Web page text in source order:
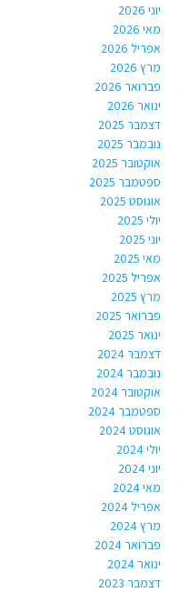
יוני 2026
מאי 2026
אפריל 2026
מרץ 2026
פברואר 2026
ינואר 2026
דצמבר 2025
נובמבר 2025
אוקטובר 2025
ספטמבר 2025
אוגוסט 2025
יולי 2025
יוני 2025
מאי 2025
אפריל 2025
מרץ 2025
פברואר 2025
ינואר 2025
דצמבר 2024
נובמבר 2024
אוקטובר 2024
ספטמבר 2024
אוגוסט 2024
יולי 2024
יוני 2024
מאי 2024
אפריל 2024
מרץ 2024
פברואר 2024
ינואר 2024
דצמבר 2023